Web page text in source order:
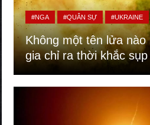
#NGA #QUÂN SỰ #UKRAINE
Không một tên lửa nào
gia chỉ ra thời khắc